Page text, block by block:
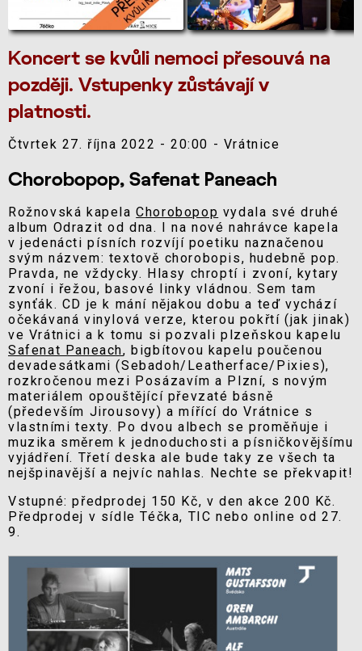
Koncert se kvůli nemoci přesouvá na
později. Vstupenky zůstávají v
platnosti.
Čtvrtek 27. října 2022 - 20:00 - Vrátnice
Chorobopop, Safenat Paneach
Rožnovská kapelaChorobopop vydala své druhé
album Odrazit od dna. I na nové nahrávce kapela
v jedenácti písních rozvíjí poetiku naznačenou
svým názvem: textově chorobopis, hudebně pop.
Pravda, ne vždycky. Hlasy chroptí i zvoní, kytary
zvoní i řežou, basové linky vládnou. Sem tam
synťák. CD je k mání nějakou dobu a teď vychází
očekávaná vinylová verze, kterou pokřtí (jak jinak)
ve Vrátnici a k tomu si pozvali plzeňskou kapelu
Safenat Paneach, bigbítovou kapelu poučenou
devadesátkami (Sebadoh/Leatherface/Pixies),
rozkročenou mezi Posázavím a Plzní, s novým
materiálem opouštějící převzaté básně
(především Jirousovy) a mířící do Vrátnice s
vlastními texty. Po dvou albech se proměňuje i
muzika směrem k jednoduchosti a písničkovějšímu
vyjádření. Třetí deska ale bude taky ze všech ta
nejšpinavější a nejvíc nahlas. Nechte se překvapit!
Vstupné: předprodej 150 Kč, v den akce 200 Kč.
Předprodej v sídle Téčka, TIC nebo online od 27.
9.